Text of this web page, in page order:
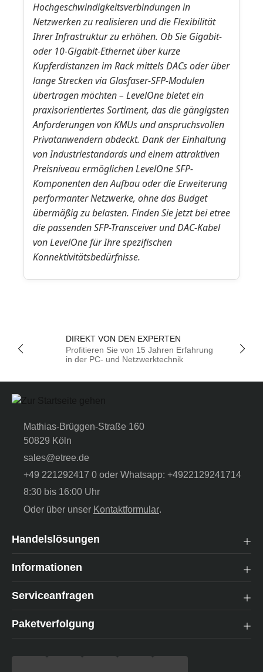
Hochgeschwindigkeitsverbindungen in
Netzwerken zu realisieren und die Flexibilität
Ihrer Infrastruktur zu erhöhen. Ob Sie Gigabit-
oder 10-Gigabit-Ethernet über kurze
Kupferdistanzen im Rack mittels DACs oder über
lange Strecken via Glasfaser-SFP-Modulen
übertragen möchten – LevelOne bietet ein
praxisorientiertes Sortiment, das die gängigsten
Anforderungen von KMUs und anspruchsvollen
Privatanwendern abdeckt. Dank der Einhaltung
von Industriestandards und einem attraktiven
Preisniveau ermöglichen LevelOne SFP-
Komponenten den Aufbau oder die Erweiterung
performanter Netzwerke, ohne das Budget
übermäßig zu belasten. Finden Sie jetzt bei etree
die passenden SFP-Transceiver und DAC-Kabel
von LevelOne für Ihre spezifischen
Konnektivitätsbedürfnisse.
DIREKT VON DEN EXPERTEN
Profitieren Sie von 15 Jahren Erfahrung
in der PC- und Netzwerktechnik
Mathias-Brüggen-Straße 160
50829 Köln
sales@etree.de
+49 221292417 0 oder Whatsapp: +4922129241714
8:30 bis 16:00 Uhr
Oder über unser Kontaktformular.
Handelslösungen
Informationen
Serviceanfragen
Paketverfolgung